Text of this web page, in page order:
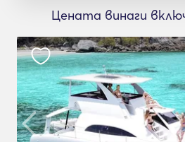
Цената винаги